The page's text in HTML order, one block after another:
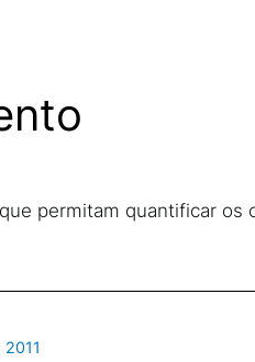
permitam quantificar